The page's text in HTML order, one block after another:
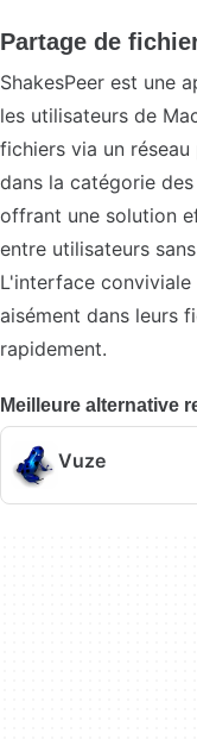
Partage de
ShakesPeer est une
les utilisateurs de
fichiers via un
dans la catégorie
offrant une solution
entre utilisateurs
L'interface
aisément dans leurs
rapidement.
Meilleure alternative
Vuze